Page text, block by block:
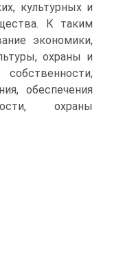
культурных и
К таким
экономики,
охраны и
обеспечения
охраны